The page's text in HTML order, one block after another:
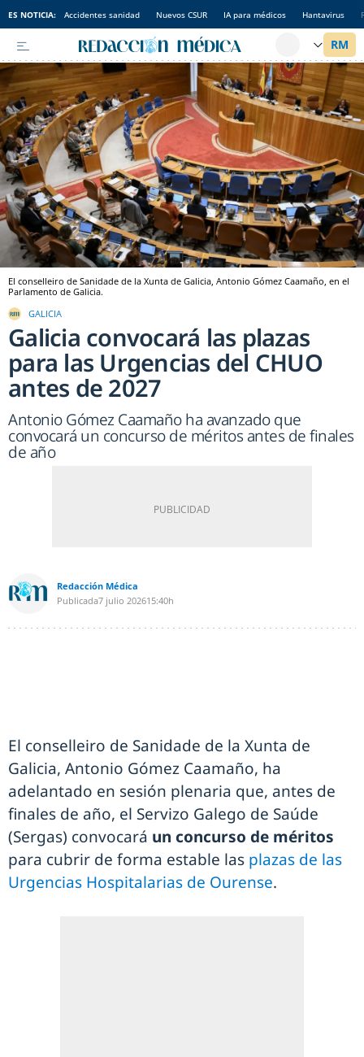
ES NOTICIA: Accidentes sanidad Nuevos CSUR IA para médicos Hantavirus
El conselleiro de Sanidade de la Xunta de Galicia, Antonio Gómez Caamaño, en el
Parlamento de Galicia.
GALICIA
Galicia convocará las plazas
para las Urgencias del CHUO
antes de 2027
Antonio Gómez Caamaño ha avanzado que
convocará un concurso de méritos antes de finales
de año
Redacción Médica
Publicada7 julio 202615:40h
El conselleiro de Sanidade de la Xunta de
Galicia, Antonio Gómez Caamaño, ha
adelantado en sesión plenaria que, antes de
finales de año, el Servizo Galego de Saúde
(Sergas) convocará un concurso de méritos
para cubrir de forma estable las plazas de las
Urgencias Hospitalarias de Ourense.